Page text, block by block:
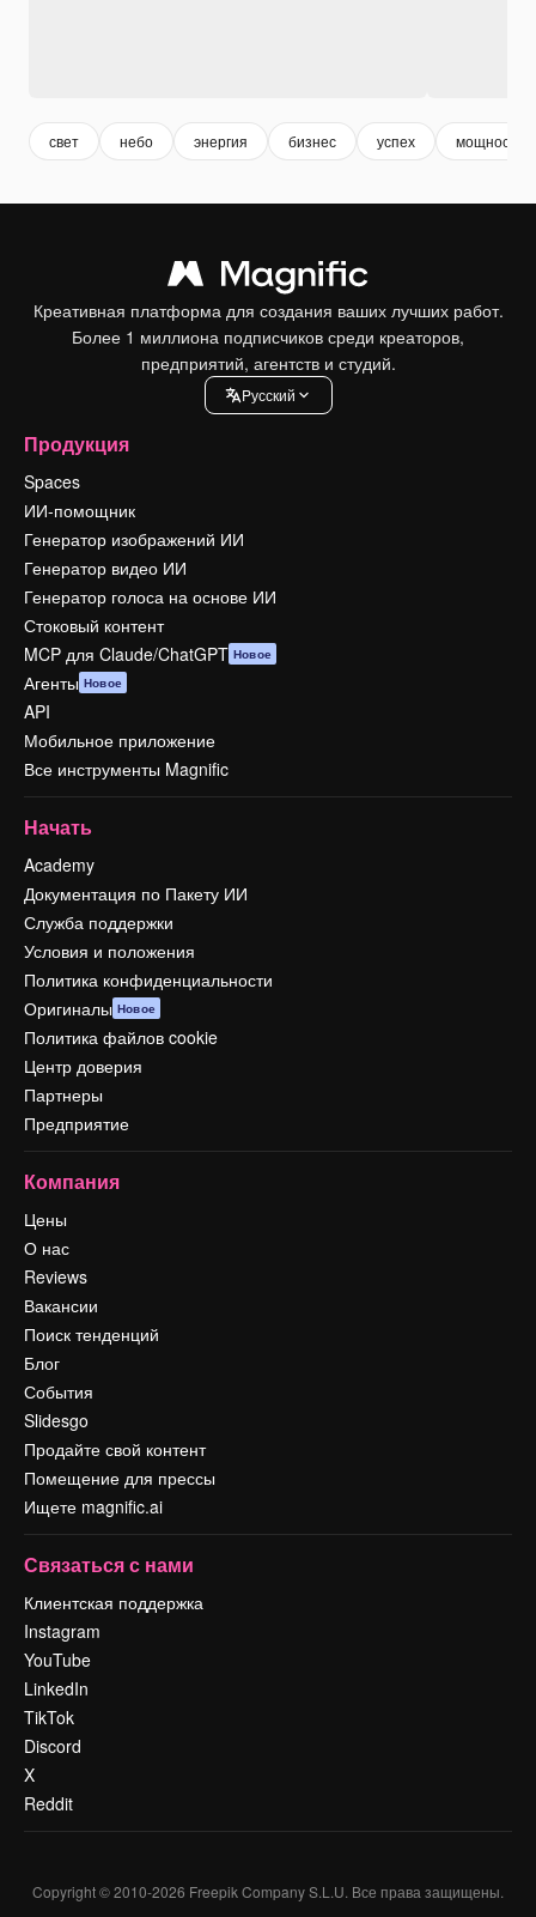
свет небо энергия бизнес успех мощность
Креативная платформа для создания ваших лучших работ.
Более 1 миллиона подписчиков среди креаторов,
предприятий, агентств и студий.
Pусский
Продукция
Spaces
ИИ-помощник
Генератор изображений ИИ
Генератор видео ИИ
Генератор голоса на основе ИИ
Стоковый контент
MCP для Claude/ChatGPT Новое
Агенты Новое
API
Мобильное приложение
Все инструменты Magnific
Начать
Academy
Документация по Пакету ИИ
Служба поддержки
Условия и положения
Политика конфиденциальности
Оригиналы Новое
Политика файлов cookie
Центр доверия
Партнеры
Предприятие
Компания
Цены
О нас
Reviews
Вакансии
Поиск тенденций
Блог
События
Slidesgo
Продайте свой контент
Помещение для прессы
Ищете magnific.ai
Связаться с нами
Клиентская поддержка
Instagram
YouTube
LinkedIn
TikTok
Discord
X
Reddit
Copyright © 2010-2026 Freepik Company S.L.U. Все права защищены.